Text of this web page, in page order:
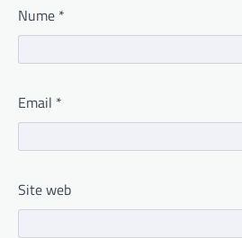
Nume *
Email *
Site web